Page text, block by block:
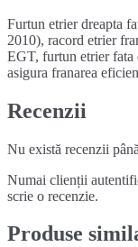
Furtun etrier dreapta
2010), racord etrier
EGT, furtun etrier fata
asigura franarea
Recenzii
Nu există recenzii
Numai clienții
scrie o recenzie.
Produse